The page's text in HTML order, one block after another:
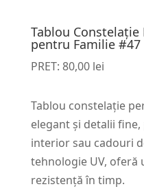
Tablou Constelație
pentru Familie #47
PRET: 80,00 lei
Tablou constelație
elegant și detalii
interior sau cadouri
tehnologie UV, oferă
rezistență în timp.